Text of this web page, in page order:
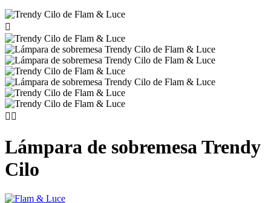

 
Lámpara de sobremesa Trendy
Cilo